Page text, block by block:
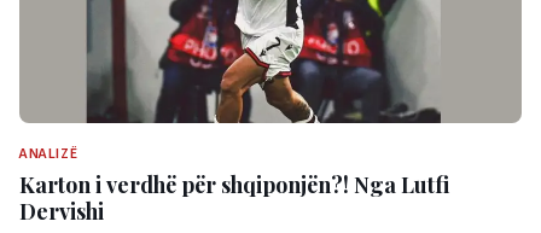
ANALIZË
Karton i verdhë për shqiponjën?! Nga Lutfi
Dervishi